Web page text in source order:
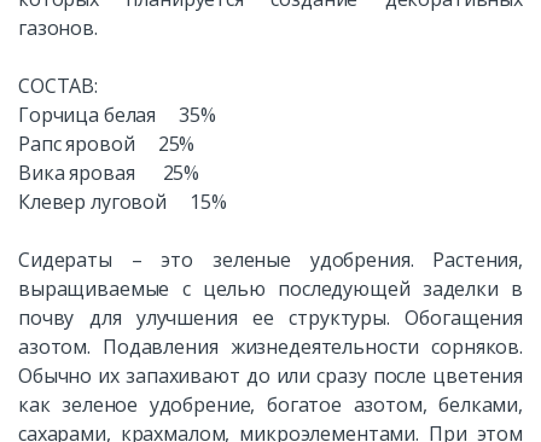
газонов.
СОСТАВ:
Горчица белая 35%
Рапс яровой 25%
Вика яровая 25%
Клевер луговой 15%
Сидераты – это зеленые удобрения. Растения,
выращиваемые с целью последующей заделки в
почву для улучшения ее структуры. Обогащения
азотом. Подавления жизнедеятельности сорняков.
Обычно их запахивают до или сразу после цветения
как зеленое удобрение, богатое азотом, белками,
сахарами, крахмалом, микроэлементами. При этом